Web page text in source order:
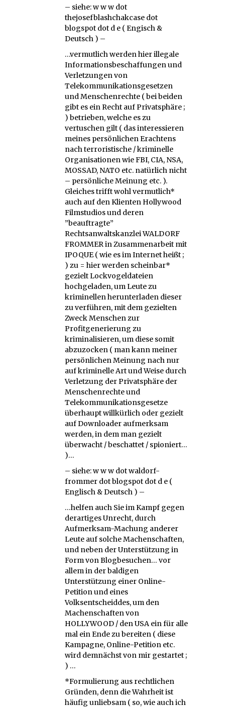
– siehe: w w w dot
thejosefblashchakcase dot
blogspot dot d e ( Engisch &
Deutsch ) –
…vermutlich werden hier illegale
Informationsbeschaffungen und
Verletzungen von
Telekommunikationsgesetzen
und Menschenrechte ( bei beiden
gibt es ein Recht auf Privatsphäre ;
) betrieben, welche es zu
vertuschen gilt ( das interessieren
meines persönlichen Erachtens
nach terroristische / kriminelle
Organisationen wie FBI, CIA, NSA,
MOSSAD, NATO etc. natürlich nicht
– persönliche Meinung etc. ).
Gleiches trifft wohl vermutlich*
auch auf den Klienten Hollywood
Filmstudios und deren
”beauftragte”
Rechtsanwaltskanzlei WALDORF
FROMMER in Zusammenarbeit mit
IPOQUE ( wie es im Internet heißt ;
) zu = hier werden scheinbar*
gezielt Lockvogeldateien
hochgeladen, um Leute zu
kriminellen herunterladen dieser
zu verführen, mit dem gezielten
Zweck Menschen zur
Profitgenerierung zu
kriminalisieren, um diese somit
abzuzocken ( man kann meiner
persönlichen Meinung nach nur
auf kriminelle Art und Weise durch
Verletzung der Privatsphäre der
Menschenrechte und
Telekommunikationsgesetze
überhaupt willkürlich oder gezielt
auf Downloader aufmerksam
werden, in dem man gezielt
überwacht / beschattet / spioniert…
)…
– siehe: w w w dot waldorf-
frommer dot blogspot dot d e (
Englisch & Deutsch ) –
…helfen auch Sie im Kampf gegen
derartiges Unrecht, durch
Aufmerksam-Machung anderer
Leute auf solche Machenschaften,
und neben der Unterstützung in
Form von Blogbesuchen… vor
allem in der baldigen
Unterstützung einer Online-
Petition und eines
Volksentscheiddes, um den
Machenschaften von
HOLLYWOOD / den USA ein für alle
mal ein Ende zu bereiten ( diese
Kampagne, Online-Petition etc.
wird demnächst von mir gestartet ;
) …
*Formulierung aus rechtlichen
Gründen, denn die Wahrheit ist
häufig unliebsam ( so, wie auch ich